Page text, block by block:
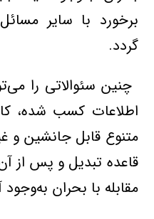
برخورد با سایر
گردد.
‌چنین‌ سئوالاتی‌ را
اطلاعات‌ کسب‌ شده،
متنوع‌ قابل‌ جانشین‌ و
قاعده‌ تبدیل‌ و پس‌ از
مقابله‌ با بحران به‌وجود